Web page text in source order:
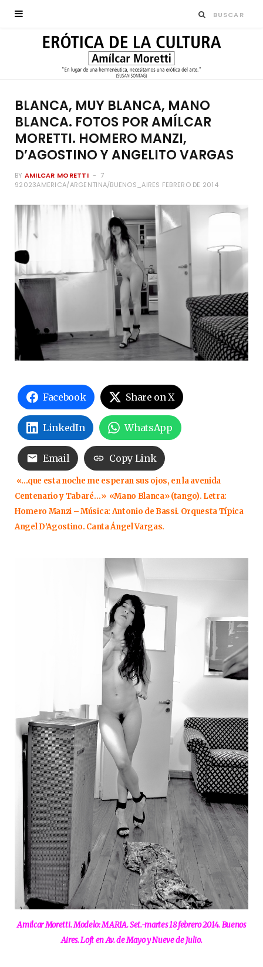
BLANCA, MUY BLANCA, MANO
BLANCA. FOTOS POR AMÍLCAR
MORETTI. HOMERO MANZI,
D’AGOSTINO Y ANGELITO VARGAS
BY AMILCAR MORETTI
7
92023AMERICA/ARGENTINA/BUENOS_AIRES FEBRERO DE 2014
Facebook Share on X
LinkedIn WhatsApp
Email Copy Link
«…que esta noche me esperan sus ojos, en la avenida
Centenario y Tabaré…» «Mano Blanca» (tango). Letra:
Homero Manzi – Música: Antonio de Bassi. Orquesta Típica
Angel D’Agostino. Canta Ángel Vargas.
Amilcar Moretti. Modelo: MARIA. Set.-martes 18 febrero 2014. Buenos
Aires. Loft en Av. de Mayo y Nueve de Julio.